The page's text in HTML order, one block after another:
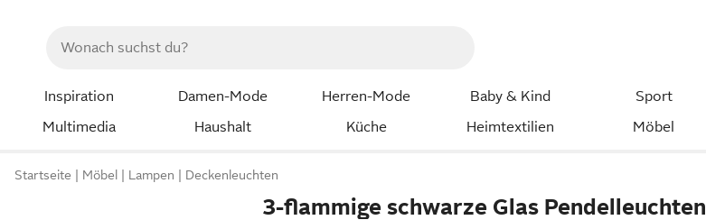
Inspiration Damen-Mode Herren-Mode Baby & Kind Sport
Multimedia
Haushalt Küche Heimtextilien Möbel
Startseite Möbel Lampen Deckenleuchten
3-flammige schwarze Glas Pendelleuchten